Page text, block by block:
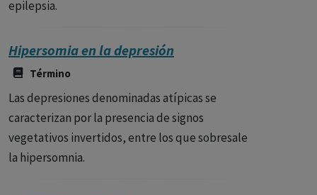
epilepsia.
Hipersomia en la depresión
Término
Las depresiones denominadas atípicas se
caracterizan por la presencia de signos
vegetativos invertidos, entre los que sobresale
la hipersomnia.